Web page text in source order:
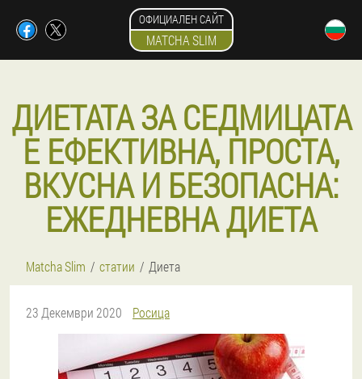
ОФИЦИАЛЕН САЙТ
MATCHA SLIM
ДИЕТАТА ЗА СЕДМИЦАТА
Е ЕФЕКТИВНА, ПРОСТА,
ВКУСНА И БЕЗОПАСНА:
ЕЖЕДНЕВНА ДИЕТА
Matcha Slim статии Диета
23 Декември 2020 Росица